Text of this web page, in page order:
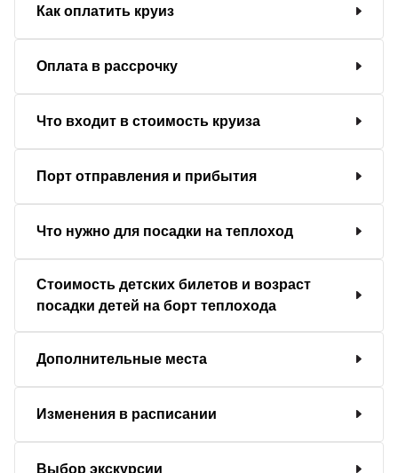
Как оплатить круиз
Оплата в рассрочку
Что входит в стоимость круиза
Порт отправления и прибытия
Что нужно для посадки на теплоход
Стоимость детских билетов и возраст
посадки детей на борт теплохода
Дополнительные места
Изменения в расписании
Выбор экскурсии